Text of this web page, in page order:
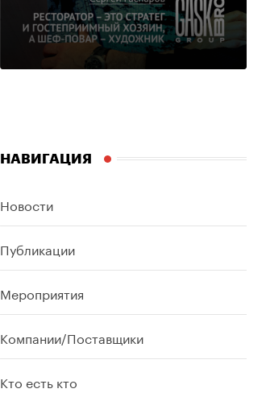
НАВИГАЦИЯ
Новости
Публикации
Мероприятия
Компании/Поставщики
Кто есть кто